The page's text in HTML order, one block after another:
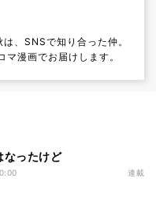
、SNSで知り合った仲。
漫画でお届けします。
なったけど
連載